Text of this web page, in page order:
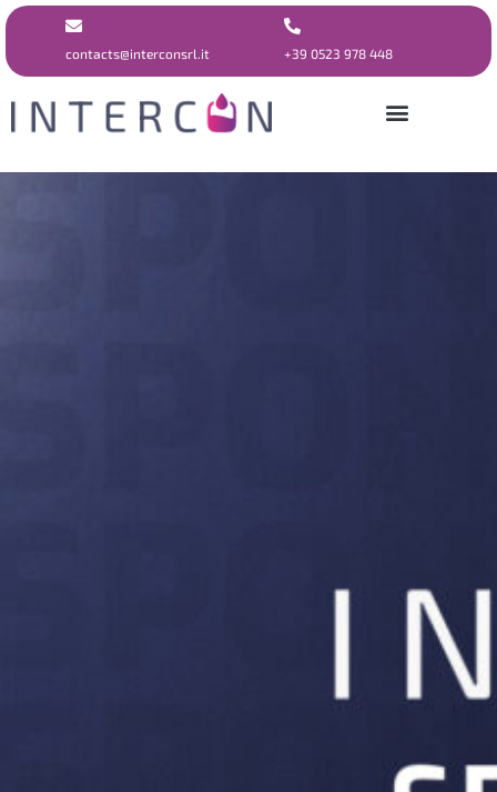
contacts@interconsrl.it +39 0523 978 448